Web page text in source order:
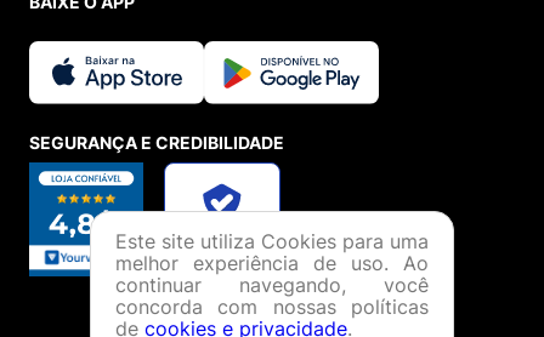
SEGURANÇA E CREDIBILIDADE
Este site utiliza Cookies para uma
melhor experiência de uso. Ao
continuar navegando, você
concorda com nossas políticas
de cookies e privacidade.